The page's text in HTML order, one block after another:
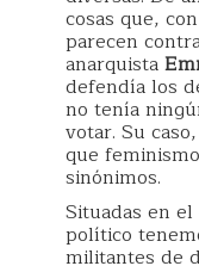
cosas que,
parecen
anarquista
defendía los
no tenía
votar. Su
que
sinónimos.
Situadas en
político
militantes de